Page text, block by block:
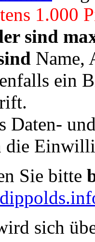
1.000
sind
Name,
ein
Daten-
die
Sie bitte
sich